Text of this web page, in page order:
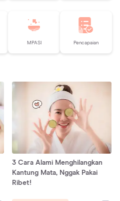
MPASI Pencapaian
3 Cara Alami Menghilangkan
Kantung Mata, Nggak Pakai
Ribet!